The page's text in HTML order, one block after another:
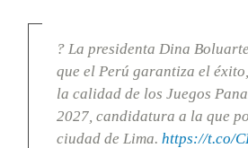
? La presidenta Dina
que el Perú garantiza el
la calidad de los Juegos
2027, candidatura a la que
ciudad de Lima. https://t.co/